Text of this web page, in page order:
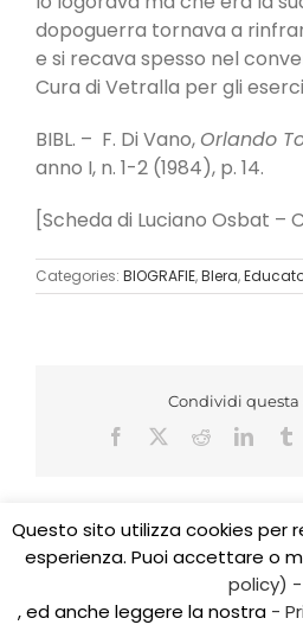
dopoguerra tornava a
e si recava spesso nel
Cura di Vetralla per gli
BIBL. – F. Di Vano, Orlando
anno I, n. 1-2 (1984), p. 14.
[Scheda di Luciano Osbat –
Categories: BIOGRAFIE,Blera,
Condividi questa
Facebook
Reddit
Copyright 2017 CEDIDO v.2.3 |
0761/325584
E-mail:
Questo sito utilizza cookies per
esperienza. Puoi accettare o
policy) -
, ed anche leggere la nostra -